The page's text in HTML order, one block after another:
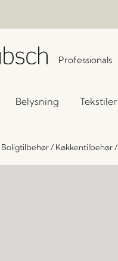
Professionals
Belysning Tekstiler
Boligtilbehør/ Køkkentilbehør/